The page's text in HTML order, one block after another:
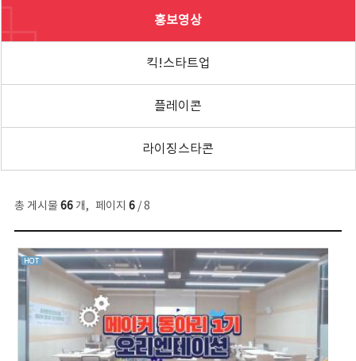
홍보영상
킥!스타트업
플레이콘
라이징스타콘
총 게시물 66개, 페이지 6/ 8